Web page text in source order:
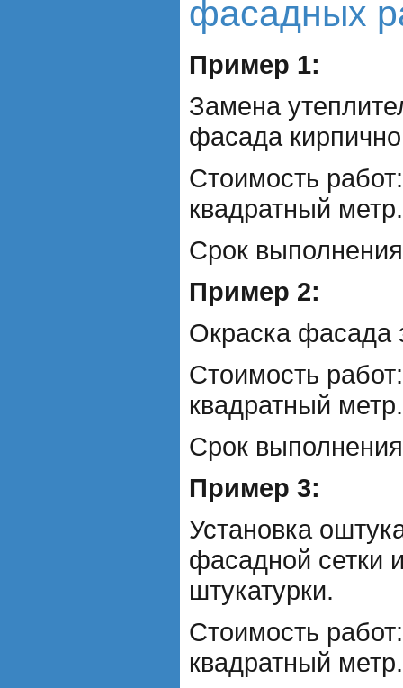
фасадных
Пример 1:
Замена
фасада
Стоимость
квадратный метр.
Срок
Пример 2:
Окраска фасада
Стоимость
квадратный метр.
Срок
Пример 3:
Установка
фасадной сетки
штукатурки.
Стоимость
квадратный метр.